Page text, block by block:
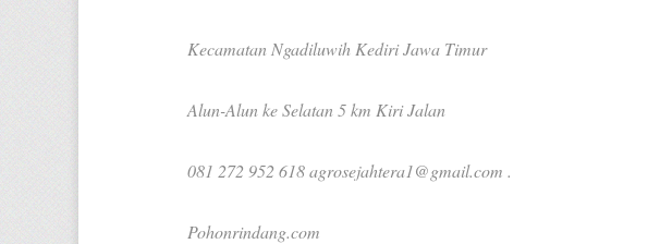
Kecamatan Ngadiluwih Kediri Jawa Timur
Alun-Alun ke Selatan 5 km Kiri Jalan
081 272 952 618 agrosejahtera1@gmail.com .
Pohonrindang.com